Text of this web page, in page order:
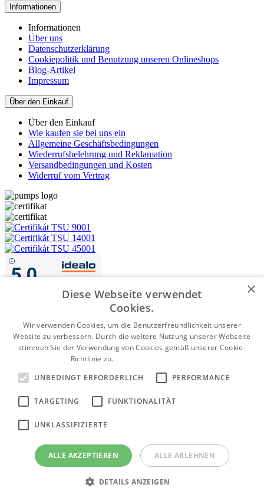
Informationen
Informationen
Über uns
Datenschutzerklärung
Cookiepolitik und Benutzung unseren Onlineshops
Blog-Artikel
Impressum
Über den Einkauf
Über den Einkauf
Wie kaufen sie bei uns ein
Allgemeine Geschäftsbedingungen
Wiederrufsbelehrung und Reklamation
Versandbedingungen und Kosten
Widerruf vom Vertrag
Nachnahme
Vorkasse per Banküberweisung
Kartenzahlung
WWW.PUMPENGERMANY.DE©2026 Alle Rechte vorbehalten |
Made by
moderny-eshop.sk
×
Diese Webseite verwendet
Cookies.
Wir verwenden Cookies, um die Benutzerfreundlichkeit unserer
Website zu verbessern. Durch die weitere Nutzung unserer Webseite
stimmen Sie der Verwendung von Cookies gemäß unserer Cookie-
Richtlinie zu.
UNBEDINGT ERFORDERLICH
PERFORMANCE
TARGETING FUNKTIONALITÄT
UNKLASSIFIZIERTE
ALLE AKZEPTIEREN ALLE ABLEHNEN
DETAILS ANZEIGEN